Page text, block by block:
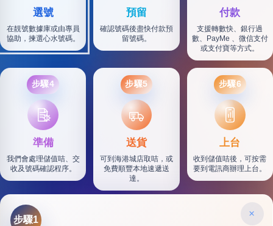
選號
在靚號數據庫或由專員
協助，揀選心水號碼。
預留
確認號碼後盡快付款預
留號碼。
付款
支援轉數快、銀行過
數、PayMe 、微信支付
或支付寶等方式。
步驟4
準備
我們會處理儲值咭、交
收及號碼確認程序。
步驟5
SF
送貨
可到海港城店取咭，或
免費順豐本地速遞送
達。
步驟6
上台
收到儲值咭後，可按需
要到電訊商辦理上台。
×
步驟1